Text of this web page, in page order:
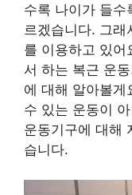
수록 나이가 들수
르겠습니다. 그
를 이용하고 있어
서 하는 복근 운
에 대해 알아볼
수 있는 운동이
운동기구에 대해
습니다.